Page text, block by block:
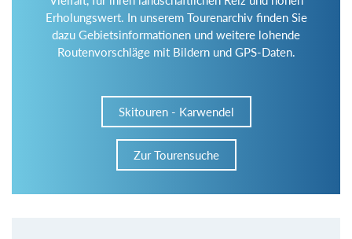
Erholungswert. In unserem Tourenarchiv finden Sie
dazu Gebietsinformationen und weitere lohende
Routenvorschläge mit Bildern und GPS-Daten.
Skitouren - Karwendel
Zur Tourensuche